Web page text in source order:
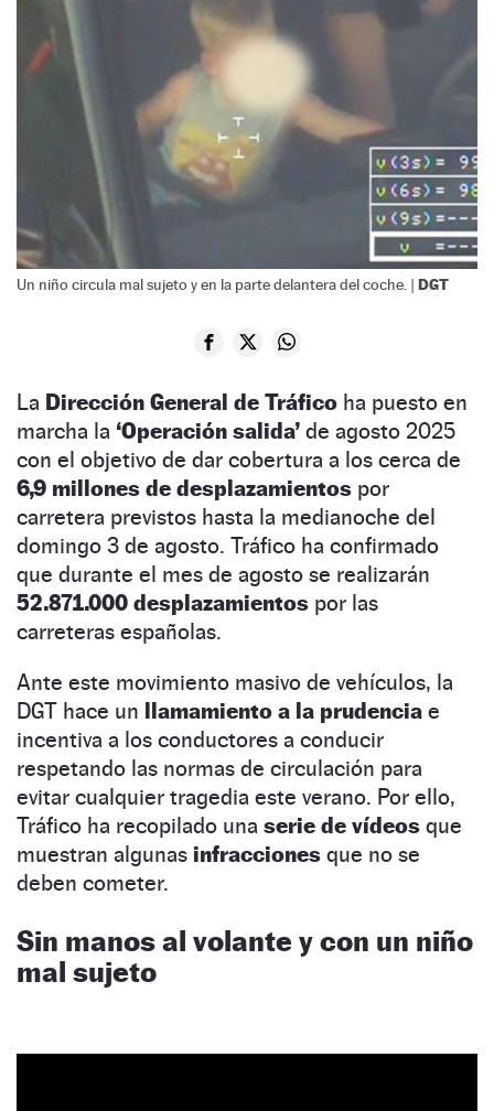
Un niño circula mal sujeto y en la parte delantera del coche. | DGT
La Dirección General de Tráfico ha puesto en
marcha la ‘Operación salida’ de agosto 2025
con el objetivo de dar cobertura a los cerca de
6,9 millones de desplazamientos por
carretera previstos hasta la medianoche del
domingo 3 de agosto. Tráfico ha confirmado
que durante el mes de agosto se realizarán
52.871.000 desplazamientos por las
carreteras españolas.
Ante este movimiento masivo de vehículos, la
DGT hace un llamamiento a la prudencia e
incentiva a los conductores a conducir
respetando las normas de circulación para
evitar cualquier tragedia este verano. Por ello,
Tráfico ha recopilado una serie de vídeos que
muestran algunas infracciones que no se
deben cometer.
Sin manos al volante y con un niño
mal sujeto